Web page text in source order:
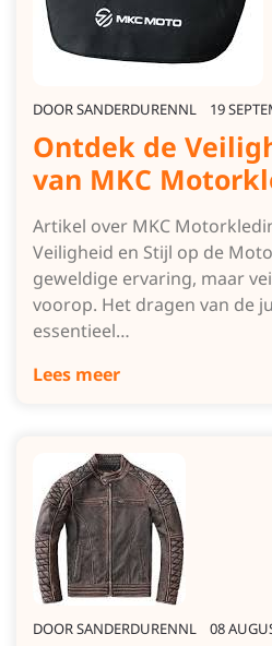
DOORSANDERDURENNL 19
Ontdek de
van MKC
Artikel over MKC
Veiligheid en Stijl op de
geweldige ervaring, maar
voorop. Het dragen van de
essentieel…
Lees meer
DOORSANDERDURENNL 08